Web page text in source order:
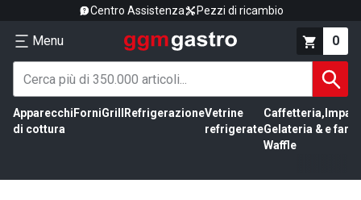
Centro Assistenza Pezzi di ricambio
Menu 0
Apparecchi
di cottura
ForniGrill RefrigerazioneVetrine
refrigerate
Caffetteria,
Gelateria &
Waffle
e